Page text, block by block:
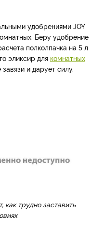
удобрениями JOY
Беру удобрение
полколпачка на 5 л
эликсир для комнатных
и дарует силу.
трудно заставить